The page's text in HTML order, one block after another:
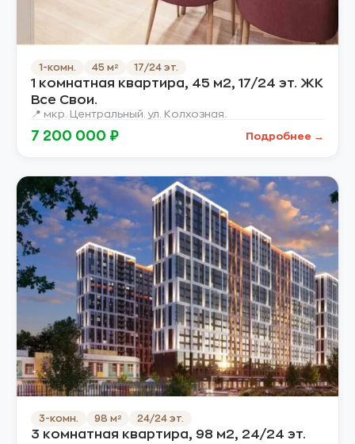
1-комн. 45 м² 17/24 эт.
1 комнатная квартира, 45 м2, 17/24 эт. ЖК
Все Свои.
📍 мкр. Центральный. ул. Колхозная.
7 200 000 ₽ Подробнее →
3-комн. 98 м² 24/24 эт.
3 комнатная квартира, 98 м2, 24/24 эт.